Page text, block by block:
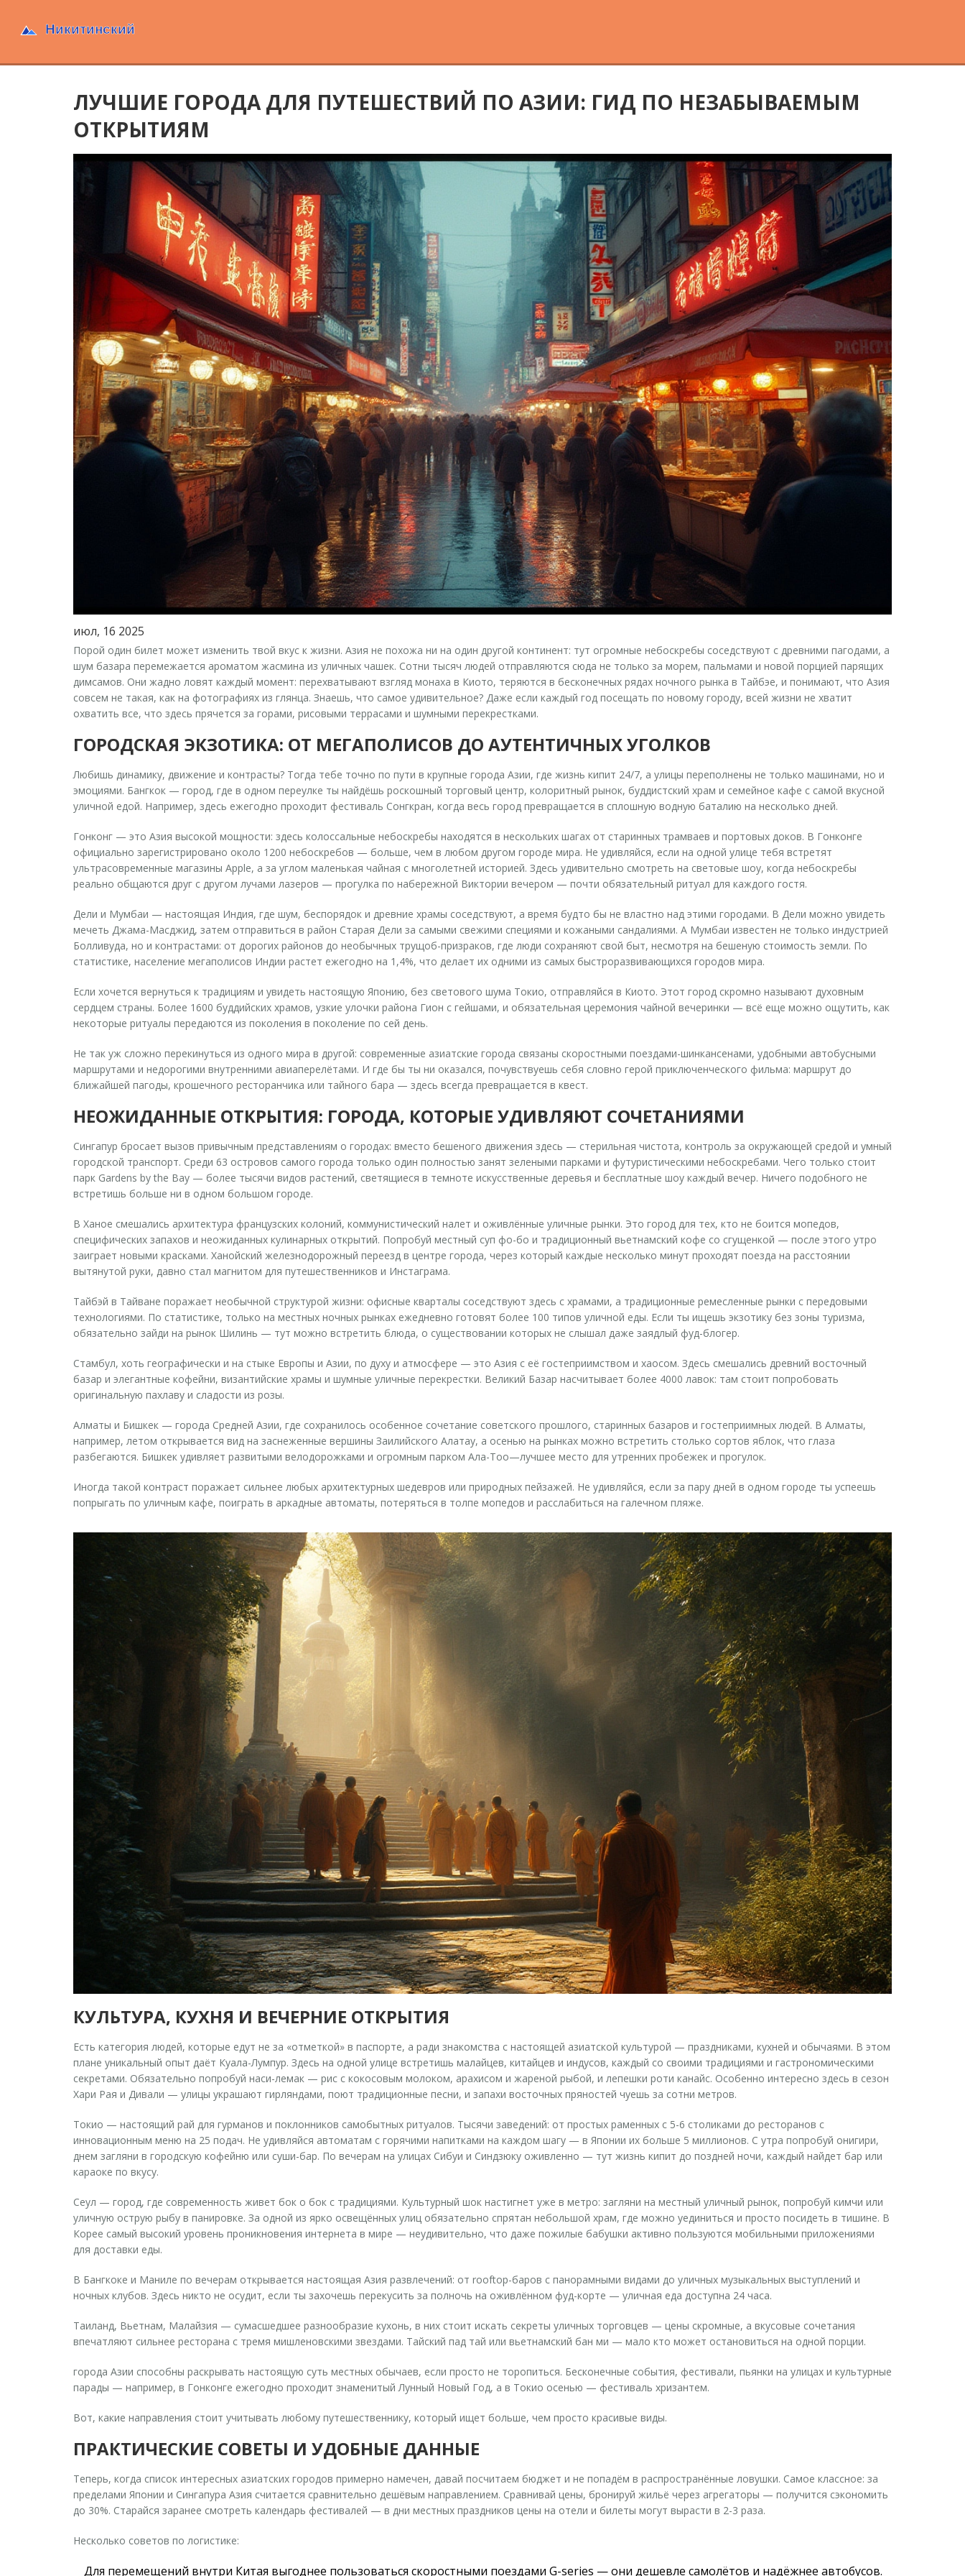
ЛУЧШИЕ ГОРОДА ДЛЯ ПУТЕШЕСТВИЙ ПО АЗИИ: ГИД ПО НЕЗАБЫВАЕМЫМ
ОТКРЫТИЯМ
июл, 16 2025
Порой один билет может изменить твой вкус к жизни. Азия не похожа ни на один другой континент: тут огромные небоскребы соседствуют с древними пагодами, а
шум базара перемежается ароматом жасмина из уличных чашек. Сотни тысяч людей отправляются сюда не только за морем, пальмами и новой порцией парящих
димсамов. Они жадно ловят каждый момент: перехватывают взгляд монаха в Киото, теряются в бесконечных рядах ночного рынка в Тайбэе, и понимают, что Азия
совсем не такая, как на фотографиях из глянца. Знаешь, что самое удивительное? Даже если каждый год посещать по новому городу, всей жизни не хватит
охватить все, что здесь прячется за горами, рисовыми террасами и шумными перекрестками.
ГОРОДСКАЯ ЭКЗОТИКА: ОТ МЕГАПОЛИСОВ ДО АУТЕНТИЧНЫХ УГОЛКОВ
Любишь динамику, движение и контрасты? Тогда тебе точно по пути в крупные города Азии, где жизнь кипит 24/7, а улицы переполнены не только машинами, но и
эмоциями. Бангкок — город, где в одном переулке ты найдёшь роскошный торговый центр, колоритный рынок, буддистский храм и семейное кафе с самой вкусной
уличной едой. Например, здесь ежегодно проходит фестиваль Сонгкран, когда весь город превращается в сплошную водную баталию на несколько дней.
Гонконг — это Азия высокой мощности: здесь колоссальные небоскребы находятся в нескольких шагах от старинных трамваев и портовых доков. В Гонконге
официально зарегистрировано около 1200 небоскребов — больше, чем в любом другом городе мира. Не удивляйся, если на одной улице тебя встретят
ультрасовременные магазины Apple, а за углом маленькая чайная с многолетней историей. Здесь удивительно смотреть на световые шоу, когда небоскребы
реально общаются друг с другом лучами лазеров — прогулка по набережной Виктории вечером — почти обязательный ритуал для каждого гостя.
Дели и Мумбаи — настоящая Индия, где шум, беспорядок и древние храмы соседствуют, а время будто бы не властно над этими городами. В Дели можно увидеть
мечеть Джама-Масджид, затем отправиться в район Старая Дели за самыми свежими специями и кожаными сандалиями. А Мумбаи известен не только индустрией
Болливуда, но и контрастами: от дорогих районов до необычных трущоб-призраков, где люди сохраняют свой быт, несмотря на бешеную стоимость земли. По
статистике, население мегаполисов Индии растет ежегодно на 1,4%, что делает их одними из самых быстроразвивающихся городов мира.
Если хочется вернуться к традициям и увидеть настоящую Японию, без светового шума Токио, отправляйся в Киото. Этот город скромно называют духовным
сердцем страны. Более 1600 буддийских храмов, узкие улочки района Гион с гейшами, и обязательная церемония чайной вечеринки — всё еще можно ощутить, как
некоторые ритуалы передаются из поколения в поколение по сей день.
Не так уж сложно перекинуться из одного мира в другой: современные азиатские города связаны скоростными поездами-шинкансенами, удобными автобусными
маршрутами и недорогими внутренними авиаперелётами. И где бы ты ни оказался, почувствуешь себя словно герой приключенческого фильма: маршрут до
ближайшей пагоды, крошечного ресторанчика или тайного бара — здесь всегда превращается в квест.
НЕОЖИДАННЫЕ ОТКРЫТИЯ: ГОРОДА, КОТОРЫЕ УДИВЛЯЮТ СОЧЕТАНИЯМИ
Сингапур бросает вызов привычным представлениям о городах: вместо бешеного движения здесь — стерильная чистота, контроль за окружающей средой и умный
городской транспорт. Среди 63 островов самого города только один полностью занят зелеными парками и футуристическими небоскребами. Чего только стоит
парк Gardens by the Bay — более тысячи видов растений, светящиеся в темноте искусственные деревья и бесплатные шоу каждый вечер. Ничего подобного не
встретишь больше ни в одном большом городе.
В Ханое смешались архитектура французских колоний, коммунистический налет и оживлённые уличные рынки. Это город для тех, кто не боится мопедов,
специфических запахов и неожиданных кулинарных открытий. Попробуй местный суп фо-бо и традиционный вьетнамский кофе со сгущенкой — после этого утро
заиграет новыми красками. Ханойский железнодорожный переезд в центре города, через который каждые несколько минут проходят поезда на расстоянии
вытянутой руки, давно стал магнитом для путешественников и Инстаграма.
Тайбэй в Тайване поражает необычной структурой жизни: офисные кварталы соседствуют здесь с храмами, а традиционные ремесленные рынки с передовыми
технологиями. По статистике, только на местных ночных рынках ежедневно готовят более 100 типов уличной еды. Если ты ищешь экзотику без зоны туризма,
обязательно зайди на рынок Шилинь — тут можно встретить блюда, о существовании которых не слышал даже заядлый фуд-блогер.
Стамбул, хоть географически и на стыке Европы и Азии, по духу и атмосфере — это Азия с её гостеприимством и хаосом. Здесь смешались древний восточный
базар и элегантные кофейни, византийские храмы и шумные уличные перекрестки. Великий Базар насчитывает более 4000 лавок: там стоит попробовать
оригинальную пахлаву и сладости из розы.
Алматы и Бишкек — города Средней Азии, где сохранилось особенное сочетание советского прошлого, старинных базаров и гостеприимных людей. В Алматы,
например, летом открывается вид на заснеженные вершины Заилийского Алатау, а осенью на рынках можно встретить столько сортов яблок, что глаза
разбегаются. Бишкек удивляет развитыми велодорожками и огромным парком Ала-Тоо—лучшее место для утренних пробежек и прогулок.
Иногда такой контраст поражает сильнее любых архитектурных шедевров или природных пейзажей. Не удивляйся, если за пару дней в одном городе ты успеешь
попрыгать по уличным кафе, поиграть в аркадные автоматы, потеряться в толпе мопедов и расслабиться на галечном пляже.
КУЛЬТУРА, КУХНЯ И ВЕЧЕРНИЕ ОТКРЫТИЯ
Есть категория людей, которые едут не за «отметкой» в паспорте, а ради знакомства с настоящей азиатской культурой — праздниками, кухней и обычаями. В этом
плане уникальный опыт даёт Куала-Лумпур. Здесь на одной улице встретишь малайцев, китайцев и индусов, каждый со своими традициями и гастрономическими
секретами. Обязательно попробуй наси-лемак — рис с кокосовым молоком, арахисом и жареной рыбой, и лепешки роти канайс. Особенно интересно здесь в сезон
Хари Рая и Дивали — улицы украшают гирляндами, поют традиционные песни, и запахи восточных пряностей чуешь за сотни метров.
Токио — настоящий рай для гурманов и поклонников самобытных ритуалов. Тысячи заведений: от простых раменных с 5-6 столиками до ресторанов с
инновационным меню на 25 подач. Не удивляйся автоматам с горячими напитками на каждом шагу — в Японии их больше 5 миллионов. С утра попробуй онигири,
днем загляни в городскую кофейню или суши-бар. По вечерам на улицах Сибуи и Синдзюку оживленно — тут жизнь кипит до поздней ночи, каждый найдет бар или
караоке по вкусу.
Сеул — город, где современность живет бок о бок с традициями. Культурный шок настигнет уже в метро: загляни на местный уличный рынок, попробуй кимчи или
уличную острую рыбу в панировке. За одной из ярко освещённых улиц обязательно спрятан небольшой храм, где можно уединиться и просто посидеть в тишине. В
Корее самый высокий уровень проникновения интернета в мире — неудивительно, что даже пожилые бабушки активно пользуются мобильными приложениями
для доставки еды.
В Бангкоке и Маниле по вечерам открывается настоящая Азия развлечений: от rooftop-баров с панорамными видами до уличных музыкальных выступлений и
ночных клубов. Здесь никто не осудит, если ты захочешь перекусить за полночь на оживлённом фуд-корте — уличная еда доступна 24 часа.
Таиланд, Вьетнам, Малайзия — сумасшедшее разнообразие кухонь, в них стоит искать секреты уличных торговцев — цены скромные, а вкусовые сочетания
впечатляют сильнее ресторана с тремя мишленовскими звездами. Тайский пад тай или вьетнамский бан ми — мало кто может остановиться на одной порции.
города Азии способны раскрывать настоящую суть местных обычаев, если просто не торопиться. Бесконечные события, фестивали, пьянки на улицах и культурные
парады — например, в Гонконге ежегодно проходит знаменитый Лунный Новый Год, а в Токио осенью — фестиваль хризантем.
Вот, какие направления стоит учитывать любому путешественнику, который ищет больше, чем просто красивые виды.
ПРАКТИЧЕСКИЕ СОВЕТЫ И УДОБНЫЕ ДАННЫЕ
Теперь, когда список интересных азиатских городов примерно намечен, давай посчитаем бюджет и не попадём в распространённые ловушки. Самое классное: за
пределами Японии и Сингапура Азия считается сравнительно дешёвым направлением. Сравнивай цены, бронируй жильё через агрегаторы — получится сэкономить
до 30%. Старайся заранее смотреть календарь фестивалей — в дни местных праздников цены на отели и билеты могут вырасти в 2-3 раза.
Несколько советов по логистике:
Для перемещений внутри Китая выгоднее пользоваться скоростными поездами G-series — они дешевле самолётов и надёжнее автобусов.